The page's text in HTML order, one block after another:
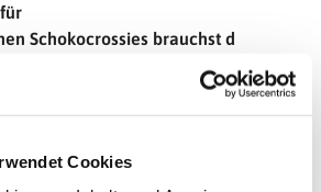
Cookies
Schokocrossies brauchst d
dir besser schmeckt